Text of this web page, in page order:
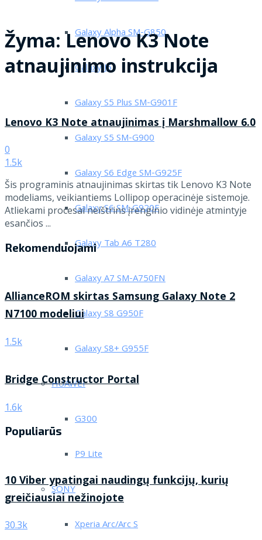
Galaxy Alpha SM-G850
Galaxy J5
Galaxy S5 Plus SM-G901F
Galaxy S5 SM-G900
Galaxy S6 Edge SM-G925F
Galaxy S6 SM-G920F
Galaxy Tab A6 T280
Galaxy A7 SM-A750FN
Galaxy S8 G950F
Galaxy S8+ G955F
HUAWEI
G300
P9 Lite
SONY
Xperia Arc/Arc S
Žyma:Lenovo K3 Note
atnaujinimo instrukcija
Lenovo K3 Note atnaujinimas į Marshmallow 6.0
0
1.5k
Šis programinis atnaujinimas skirtas tik Lenovo K3 Note
modeliams, veikiantiems Lollipop operacinėje sistemoje.
Atliekami procesai neištrins įrenginio vidinėje atmintyje
esančios ...
Rekomenduojami
AllianceROM skirtas Samsung Galaxy Note 2
N7100 modeliui
1.5k
Bridge Constructor Portal
1.6k
Populiarūs
10 Viber ypatingai naudingų funkcijų, kurių
greičiausiai nežinojote
30.3k